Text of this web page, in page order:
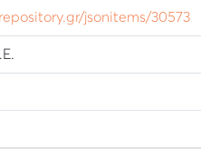
jsonitems/30573